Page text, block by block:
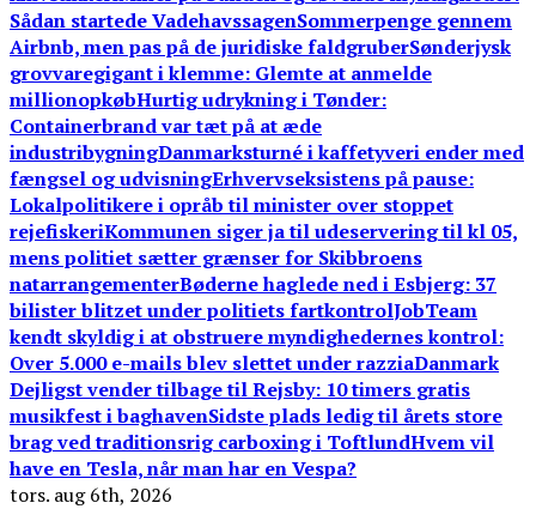
Sådan startede VadehavssagenSommerpenge gennem
Airbnb, men pas på de juridiske faldgruberSønderjysk
grovvaregigant i klemme: Glemte at anmelde
millionopkøbHurtig udrykning i Tønder:
Containerbrand var tæt på at æde
industribygningDanmarksturné i kaffetyveri ender med
fængsel og udvisningErhvervseksistens på pause:
Lokalpolitikere i opråb til minister over stoppet
rejefiskeriKommunen siger ja til udeservering til kl 05,
mens politiet sætter grænser for Skibbroens
natarrangementerBøderne haglede ned i Esbjerg: 37
bilister blitzet under politiets fartkontrolJobTeam
kendt skyldig i at obstruere myndighedernes kontrol:
Over 5.000 e-mails blev slettet under razziaDanmark
Dejligst vender tilbage til Rejsby: 10 timers gratis
musikfest i baghavenSidste plads ledig til årets store
brag ved traditionsrig carboxing i ToftlundHvem vil
have en Tesla, når man har en Vespa?
tors. aug 6th, 2026